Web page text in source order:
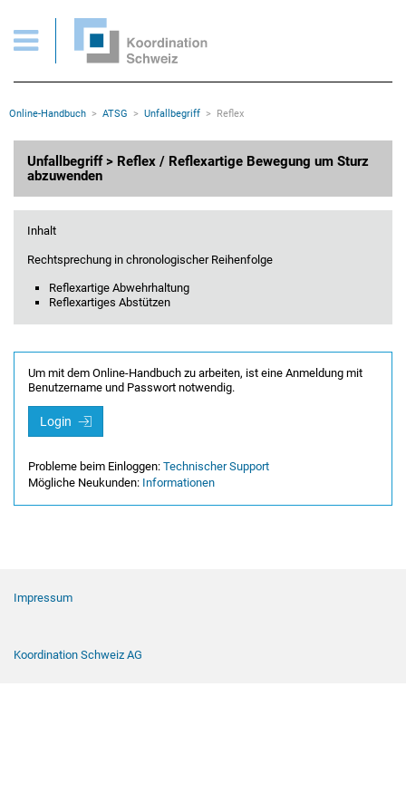
Wichtige Seiten
Home
Inhalt
Sitemap
Rootline Navigation
Online-Handbuch ATSG Unfallbegriff Reflex
Unfallbegriff > Reflex / Reflexartige Bewegung um Sturz
abzuwenden
Inhalt
Rechtsprechung in chronologischer Reihenfolge
Reflexartige Abwehrhaltung
Reflexartiges Abstützen
Um mit dem Online-Handbuch zu arbeiten, ist eine Anmeldung mit
Benutzername und Passwort notwendig.
Login
Probleme beim Einloggen: Technischer Support
Mögliche Neukunden: Informationen
Impressum
Koordination Schweiz AG